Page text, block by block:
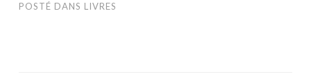
POSTÉ DANS LIVRES